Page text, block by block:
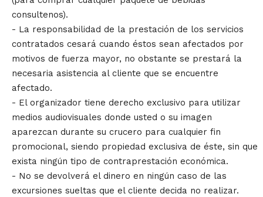
consultenos).
- La responsabilidad de la prestación de los servicios
contratados cesará cuando éstos sean afectados por
motivos de fuerza mayor, no obstante se prestará la
necesaria asistencia al cliente que se encuentre
afectado.
- El organizador tiene derecho exclusivo para utilizar
medios audiovisuales donde usted o su imagen
aparezcan durante su crucero para cualquier fin
promocional, siendo propiedad exclusiva de éste, sin que
exista ningún tipo de contraprestación económica.
- No se devolverá el dinero en ningún caso de las
excursiones sueltas que el cliente decida no realizar.